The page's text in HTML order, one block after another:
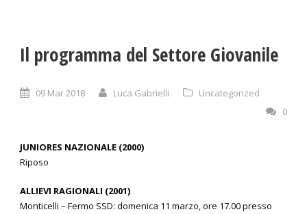
Il programma del Settore Giovanile
09 Mar 2018 Luca Gabrielli
Uncategorized
0
JUNIORES NAZIONALE (2000)
Riposo
ALLIEVI RAGIONALI (2001)
Monticelli – Fermo SSD: domenica 11 marzo, ore 17.00 presso